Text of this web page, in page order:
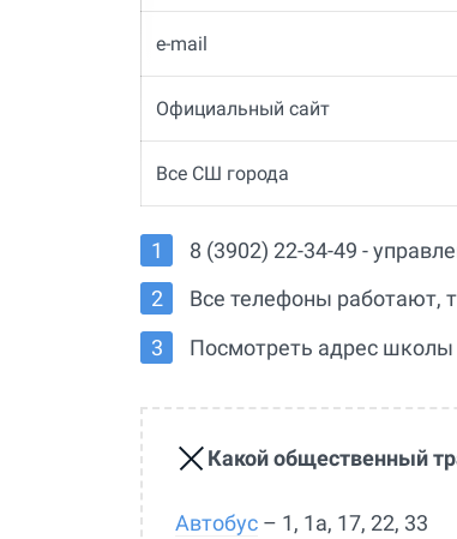
e-mail
Официальный сайт
Все СШ города
8 (3902) 22-34-49 -
Все телефоны работают,
Посмотреть адрес школы
Какой общественный
Автобус – 1, 1а, 17, 22, 33